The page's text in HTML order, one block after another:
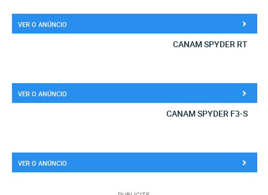
VER O ANÚNCIO
CANAM SPYDER RT
VER O ANÚNCIO
CANAM SPYDER F3-S
VER O ANÚNCIO